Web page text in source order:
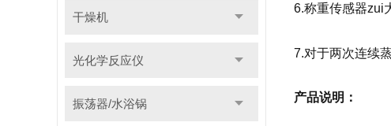
干燥机
光化学反应仪
振荡器/水浴锅
6.称重传感器zui
7.对于两次连续
产品说明：